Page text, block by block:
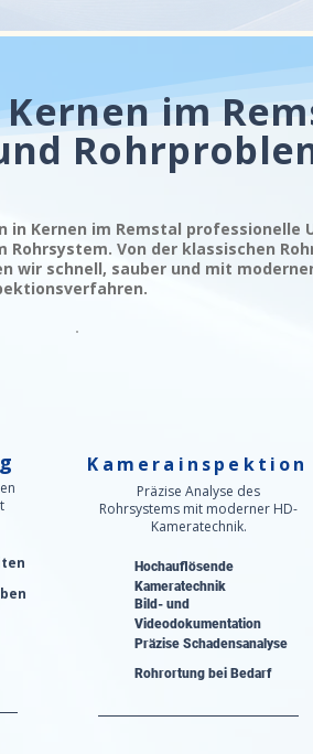
im
in Kernen im Remstal professionelle
Rohrsystem. Von der klassischen
wir schnell, sauber und mit
Kamerainspektion
Präzise Analyse des
Rohrsystems mit moderner HD-
Kameratechnik.
Hochauflösende
Kameratechnik
Bild- und
Videodokumentation
Präzise Schadensanalyse​
Rohrortung bei Bedarf